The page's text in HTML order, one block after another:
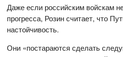
Даже если российским войскам
прогресса, Розин считает, что
настойчивость.
Они «постараются сделать